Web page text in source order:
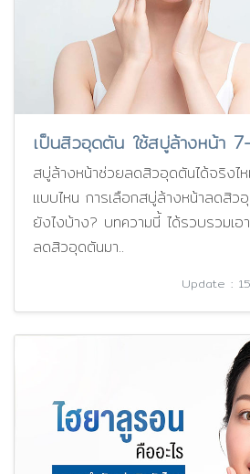
เป็นสิวอุดตัน ใช้สบู่ล้างหน้า
สบู่ล้างหน้าช่วยลดสิวอุดตันได้จริงไ
แบบไหน การเลือกสบู่ล้างหน้าลดสิว
ยังไงบ้าง? บทความนี้ ได้รวบรวมเอ
ลดสิวอุดตันมา..
Update :